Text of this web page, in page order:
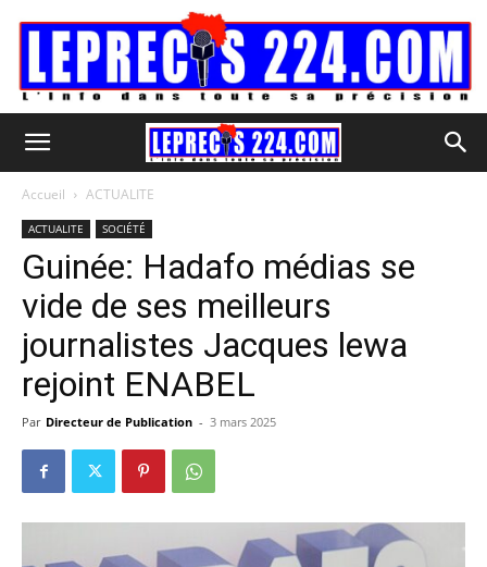
Accueil ACTUALITE
ACTUALITE SOCIÉTÉ
Guinée: Hadafo médias se
vide de ses meilleurs
journalistes Jacques lewa
rejoint ENABEL
Par Directeur de Publication - 3 mars 2025